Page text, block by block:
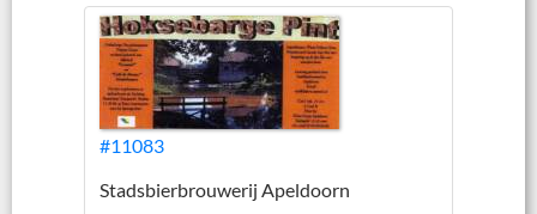
#11083
Stadsbierbrouwerij Apeldoorn